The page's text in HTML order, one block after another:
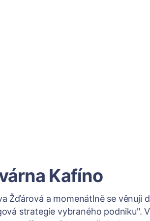
Kafíno
Žďárová a momenátlně se věnuji
strategie vybraného podniku".